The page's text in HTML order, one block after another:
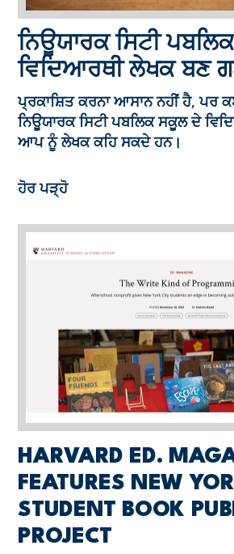
ਨਿਊਯਾਰਕ ਸਿਟੀ
ਵਿਦਿਆਰਥੀ ਲੇਖਕ ਬਣ
ਪ੍ਰਕਾਸ਼ਿਤ ਕਰਨਾ ਆਸਾਨ ਨਹੀਂ ਹੈ, ਪਰ
ਨਿਊਯਾਰਕ ਸਿਟੀ ਪਬਲਿਕ ਸਕੂਲ ਦੇ
ਆਪ ਨੂੰ ਲੇਖਕ ਕਹਿ ਸਕਦੇ ਹਨ।
ਹੋਰ ਪੜ੍ਹੋ
HARVARD ED.
FEATURES NEW
STUDENT BOOK
PROJECT